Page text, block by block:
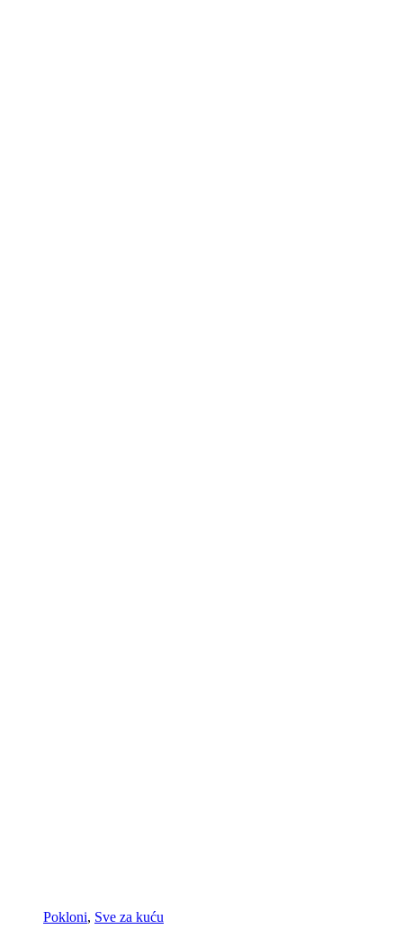
Pokloni, Sve za kuću